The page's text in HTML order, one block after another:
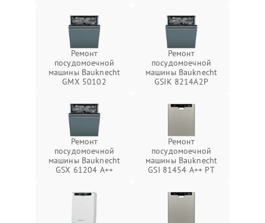
Ремонт
посудомоечной
машины Bauknecht
GMX 50102
Ремонт
посудомоечной
машины Bauknecht
GSIK 8214A2P
Ремонт
посудомоечной
машины Bauknecht
GSX 61204 A++
Ремонт
посудомоечной
машины Bauknecht
GSI 81454 A++ PT